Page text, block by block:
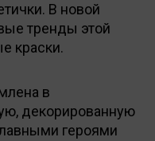
В новой
тренды этой
краски.
в
декорированную
героями